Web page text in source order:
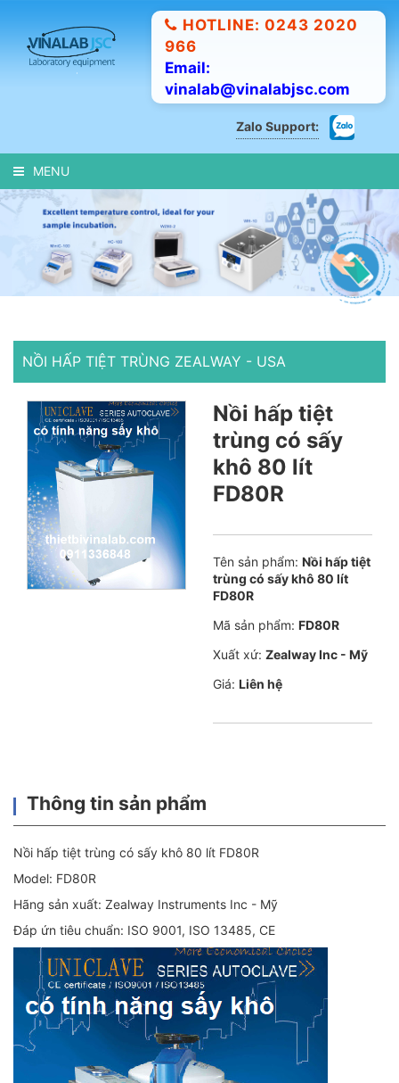
HOTLINE: 0243 2020
966
Email:
vinalab@vinalabjsc.com
Zalo Support:
MENU
NỒI HẤP TIỆT TRÙNG ZEALWAY - USA
Nồi hấp tiệt
trùng có sấy
khô 80 lít
FD80R
Tên sản phẩm: Nồi hấp tiệt
trùng có sấy khô 80 lít
FD80R
Mã sản phẩm: FD80R
Xuất xứ: Zealway Inc - Mỹ
Giá: Liên hệ
Thông tin sản phẩm
Nồi hấp tiệt trùng có sấy khô 80 lít FD80R
Model: FD80R
Hãng sản xuất: Zealway Instruments Inc - Mỹ
Đáp ứn tiêu chuẩn: ISO 9001, ISO 13485, CE